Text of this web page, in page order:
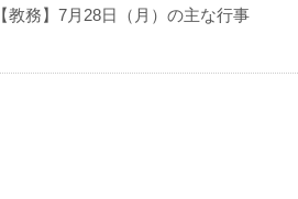
【教務】7月28日（月）の主な行事